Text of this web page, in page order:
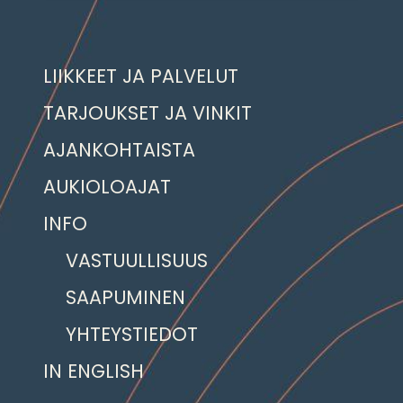
LIIKKEET JA PALVELUT
TARJOUKSET JA VINKIT
AJANKOHTAISTA
AUKIOLOAJAT
INFO
VASTUULLISUUS
SAAPUMINEN
YHTEYSTIEDOT
IN ENGLISH